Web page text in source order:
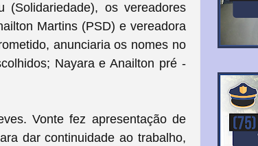
os vereadores
Martins (PSD) e vereadora
anunciaria os nomes no
Nayara e Anailton pré -
Vonte fez apresentação de
dar continuidade ao trabalho,